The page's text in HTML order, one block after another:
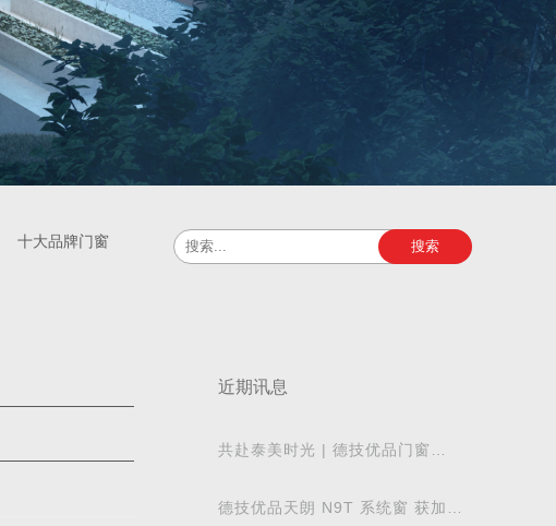
十大品牌门窗 搜索
近期讯息
共赴泰美时光 | 德技优品门窗
德技优品天朗 N9T 系统窗 获加拿